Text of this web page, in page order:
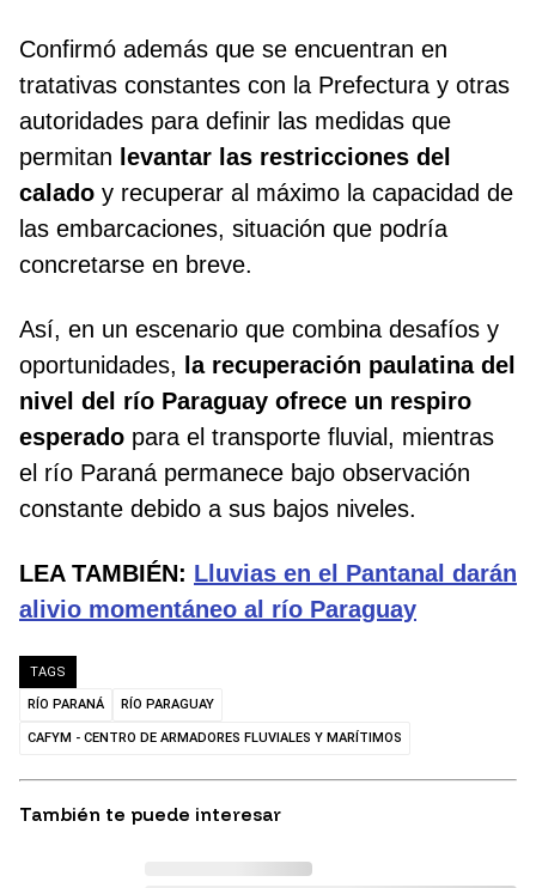
Confirmó además que se encuentran en
tratativas constantes con la Prefectura y otras
autoridades para definir las medidas que
permitan levantar las restricciones del
calado y recuperar al máximo la capacidad de
las embarcaciones, situación que podría
concretarse en breve.
Así, en un escenario que combina desafíos y
oportunidades,
la recuperación paulatina del
nivel del río Paraguay ofrece un respiro
esperado para el transporte fluvial, mientras
el río Paraná permanece bajo observación
constante debido a sus bajos niveles.
LEA TAMBIÉN: Lluvias en el Pantanal darán
alivio momentáneo al río Paraguay
TAGS
RÍO PARANÁ RÍO PARAGUAY
CAFYM - CENTRO DE ARMADORES FLUVIALES Y MARÍTIMOS
También te puede interesar